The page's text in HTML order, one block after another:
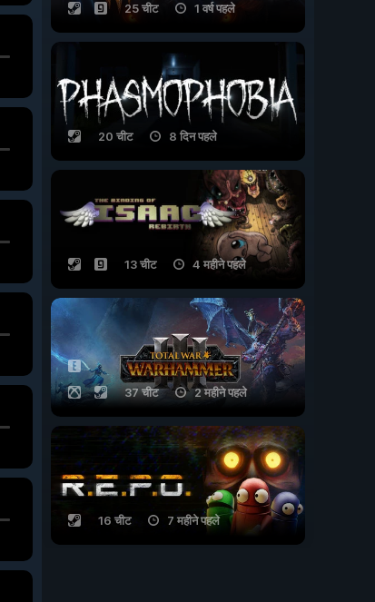
25 चीट 1 वर्ष पहले
20 चीट 8 दिन पहले
13 चीट 4 महीने पहले
37 चीट 2 महीने पहले
16 चीट 7 महीने पहले